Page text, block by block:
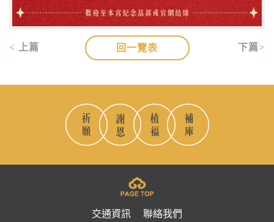
回一覽表
上篇 下篇
交通資訊 聯絡我們